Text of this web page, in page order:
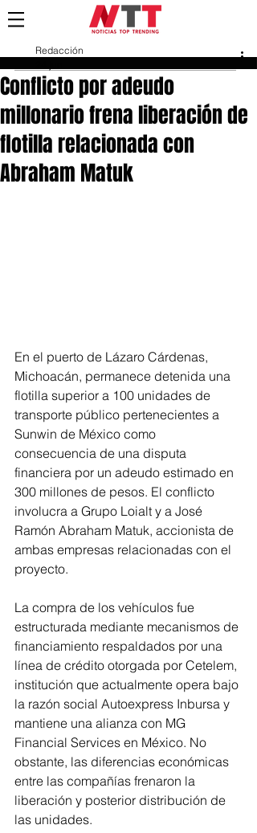
Conflicto por adeudo
millonario frena liberación de
flotilla relacionada con
Abraham Matuk
Redacción
En el puerto de Lázaro Cárdenas,
Michoacán, permanece detenida una
flotilla superior a 100 unidades de
transporte público pertenecientes a
Sunwin de México como
consecuencia de una disputa
financiera por un adeudo estimado en
300 millones de pesos. El conflicto
involucra a Grupo Loialt y a José
Ramón Abraham Matuk, accionista de
ambas empresas relacionadas con el
proyecto.
La compra de los vehículos fue
estructurada mediante mecanismos de
financiamiento respaldados por una
línea de crédito otorgada por Cetelem,
institución que actualmente opera bajo
la razón social Autoexpress Inbursa y
mantiene una alianza con MG
Financial Services en México. No
obstante, las diferencias económicas
entre las compañías frenaron la
liberación y posterior distribución de
las unidades.